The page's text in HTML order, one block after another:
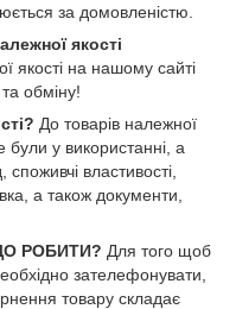
за домовленістю.
якості
якості на нашому сайті
обміну!
До товарів належної
були у використанні, а
властивості,
а також документи,
РОБИТИ? Для того щоб
зателефонувати,
товару складає